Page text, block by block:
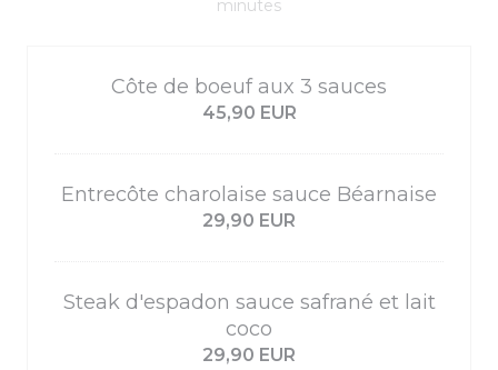
minutes
Côte de boeuf aux 3 sauces
45,90 EUR
Entrecôte charolaise sauce Béarnaise
29,90 EUR
Steak d'espadon sauce safrané et lait
coco
29,90 EUR